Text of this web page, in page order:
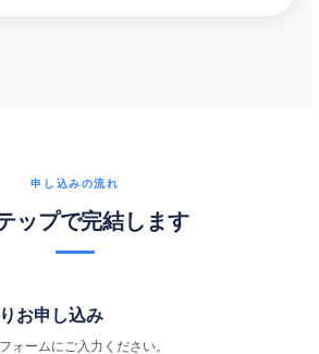
申し込みの流れ
ップで完結します
お申し込み
ォームにご入力ください。